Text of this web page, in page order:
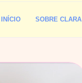
INÍCIO SOBRE CLARA